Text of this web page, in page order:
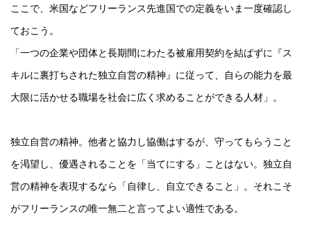
ここで、米国などフリーランス先進国での定義をいま一度確認し
ておこう。
「一つの企業や団体と長期間にわたる被雇用契約を結ばずに『ス
キルに裏打ちされた独立自営の精神』に従って、自らの能力を最
大限に活かせる職場を社会に広く求めることができる人材」。
独立自営の精神。他者と協力し協働はするが、守ってもらうこと
を渇望し、優遇されることを「当てにする」ことはない。独立自
営の精神を表現するなら「自律し、自立できること」。それこそ
がフリーランスの唯一無二と言ってよい適性である。